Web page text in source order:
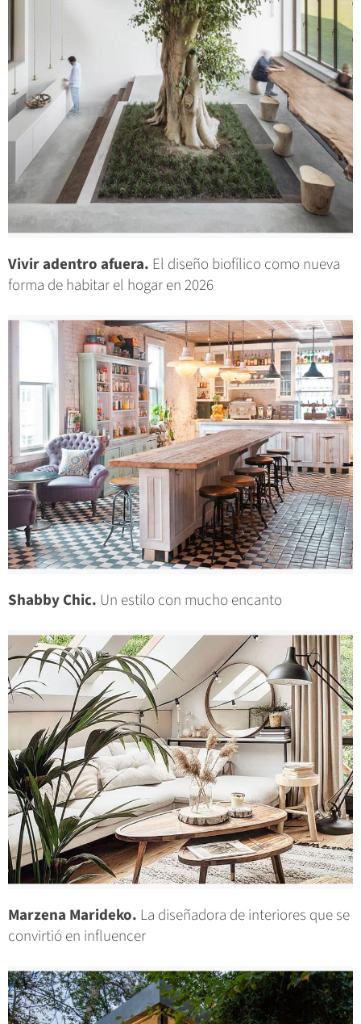
Vivir adentro afuera. El diseño biofílico como nueva
forma de habitar el hogar en 2026
Shabby Chic. Un estilo con mucho encanto
Marzena Marideko. La diseñadora de interiores que se
convirtió en influencer